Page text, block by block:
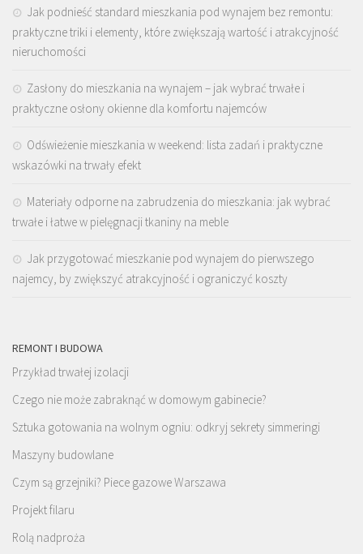
Jak podnieść standard mieszkania pod wynajem bez remontu:
praktyczne triki i elementy, które zwiększają wartość i atrakcyjność
nieruchomości
Zasłony do mieszkania na wynajem – jak wybrać trwałe i
praktyczne osłony okienne dla komfortu najemców
Odświeżenie mieszkania w weekend: lista zadań i praktyczne
wskazówki na trwały efekt
Materiały odporne na zabrudzenia do mieszkania: jak wybrać
trwałe i łatwe w pielęgnacji tkaniny na meble
Jak przygotować mieszkanie pod wynajem do pierwszego
najemcy, by zwiększyć atrakcyjność i ograniczyć koszty
REMONT I BUDOWA
Przykład trwałej izolacji
Czego nie może zabraknąć w domowym gabinecie?
Sztuka gotowania na wolnym ogniu: odkryj sekrety simmeringi
Maszyny budowlane
Czym są grzejniki? Piece gazowe Warszawa
Projekt filaru
Rolą nadproża